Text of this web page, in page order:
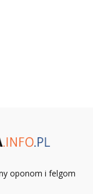
oponom i felgom